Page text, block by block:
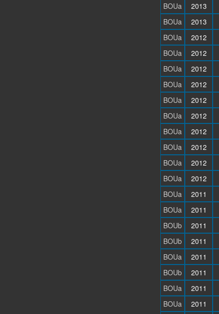
BOUa
2013
BOUa
2013
BOUa
2012
BOUa
2012
BOUa
2012
BOUa
2012
BOUa
2012
BOUa
2012
BOUa
2012
BOUa
2012
BOUa
2012
BOUa
2012
BOUa
2011
BOUa
2011
BOUb
2011
BOUb
2011
BOUa
2011
BOUb
2011
BOUa
2011
BOUa
2011